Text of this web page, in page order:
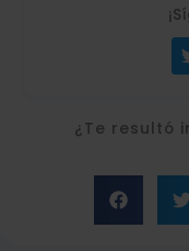
¿Te resultó